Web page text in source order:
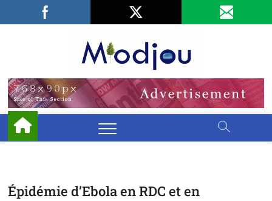
Facebook
LinkedIn
Épidémie d’Ebola en RDC et en